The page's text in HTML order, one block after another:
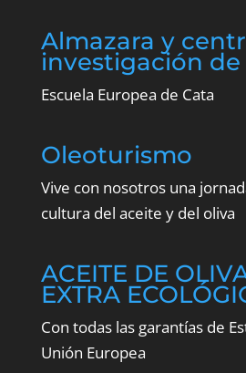
Almazara y
investigación de
Escuela Europea de Cata
Oleoturismo
Vive con nosotros una
cultura del aceite y del oliva
ACEITE DE
EXTRA
Con todas las garantías de
Unión Europea